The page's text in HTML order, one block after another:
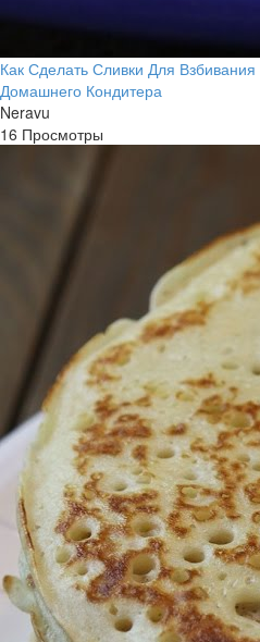
Как Сделать Сливки Для
Домашнего Кондитера
Neravu
16 Просмотры